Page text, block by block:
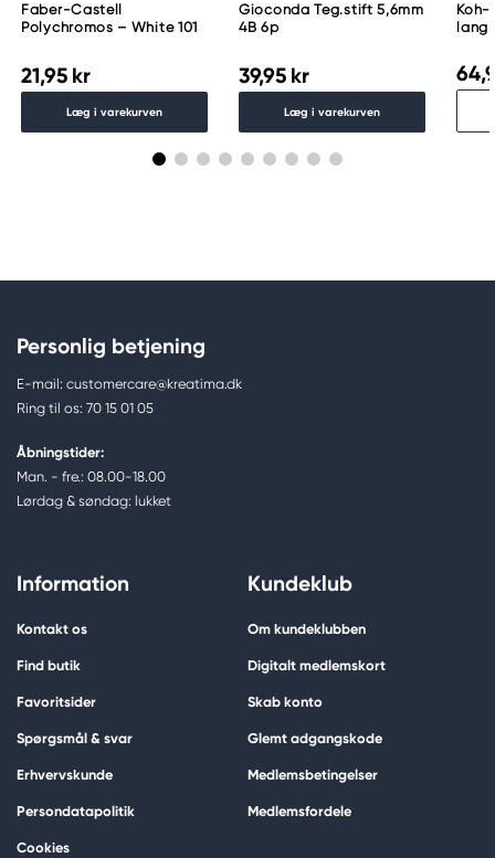
Faber-Castell
Polychromos – White 101
21,95 kr
Læg i varekurven
Gioconda Teg.stift 5,6mm
4B 6p
39,95 kr
Læg i varekurven
Koh-
lang
Personlig betjening
E-mail: customercare@kreatima.dk
Ring til os: 70 15 01 05
Åbningstider:
Man. - fre.: 08.00-18.00
Lørdag & søndag: lukket
Information
Kontakt os
Find butik
Favoritsider
Spørgsmål & svar
Erhvervskunde
Persondatapolitik
Cookies
Kundeklub
Om kundeklubben
Digitalt medlemskort
Skab konto
Glemt adgangskode
Medlemsbetingelser
Medlemsfordele